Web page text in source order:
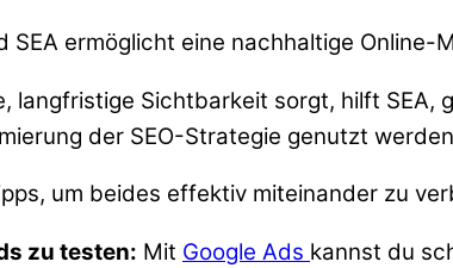
SEA ermöglicht eine nachhaltige
langfristige Sichtbarkeit sorgt, hilft
der SEO-Strategie genutzt
um beides effektiv miteinander zu
zu testen: Mit Google Ads kannst du